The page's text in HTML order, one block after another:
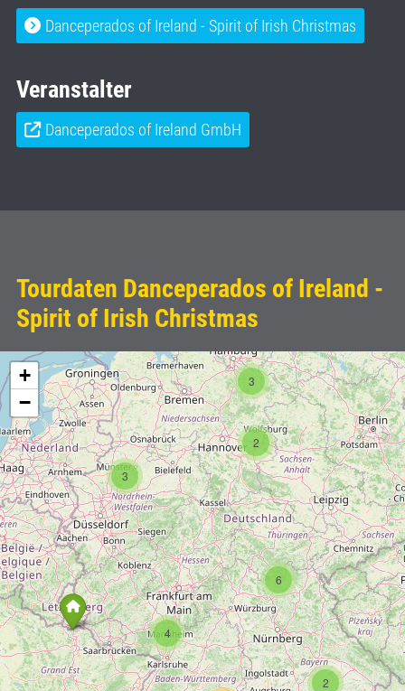
Danceperados of Ireland - Spirit of Irish Christmas
Veranstalter
Danceperados of Ireland GmbH
Tourdaten Danceperados of Ireland -
Spirit of Irish Christmas
6
2
3
2
4
3
+
−